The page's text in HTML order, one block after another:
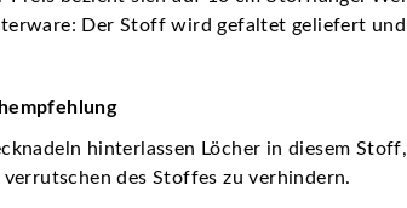
Der Stoff wird gefaltet geliefert
hinterlassen Löcher in diesem
verrutschen des Stoffes zu verhindern.